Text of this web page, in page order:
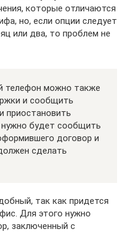
которые отличаются
но, если опции следует
или два, то проблем не
телефон можно также
и сообщить
приостановить
нужно будет сообщить
договор и
сделать
так как придется
Для этого нужно
заключенный с